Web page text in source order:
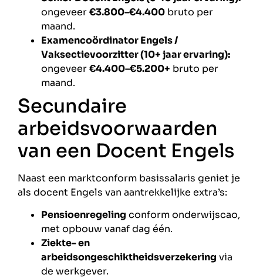
ongeveer€3.800–€4.400 bruto per
maand.
Examencoördinator Engels /
Vaksectievoorzitter (10+ jaar ervaring):
ongeveer€4.400–€5.200+ bruto per
maand.
Secundaire
arbeidsvoorwaarden
van een Docent Engels
Naast een marktconform basissalaris geniet je
als docent Engels van aantrekkelijke extra’s:
Pensioenregeling conform onderwijscao,
met opbouw vanaf dag één.
Ziekte- en
arbeidsongeschiktheidsverzekering via
de werkgever.